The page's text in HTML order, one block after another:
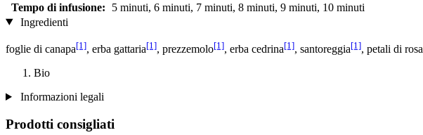
Tempo di infusione:
5 minuti, 6 minuti, 7 minuti, 8 minuti, 9 minuti, 10 minuti
Ingredienti
foglie di canapa[1], erba gattaria[1], prezzemolo[1], erba cedrina[1], santoreggia[1], petali di rosa
Bio
Informazioni legali
Prodotti consigliati